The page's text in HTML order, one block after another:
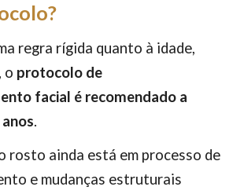
regra rígida quanto à idade,
o protocolo de
facial é recomendado a
.
rosto ainda está em processo de
e mudanças estruturais